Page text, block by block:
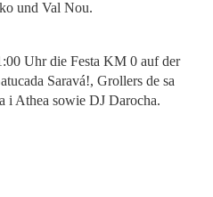
und Val Nou.
Uhr die Festa KM 0 auf der
Saravá!, Grollers de sa
i Athea sowie DJ Darocha.